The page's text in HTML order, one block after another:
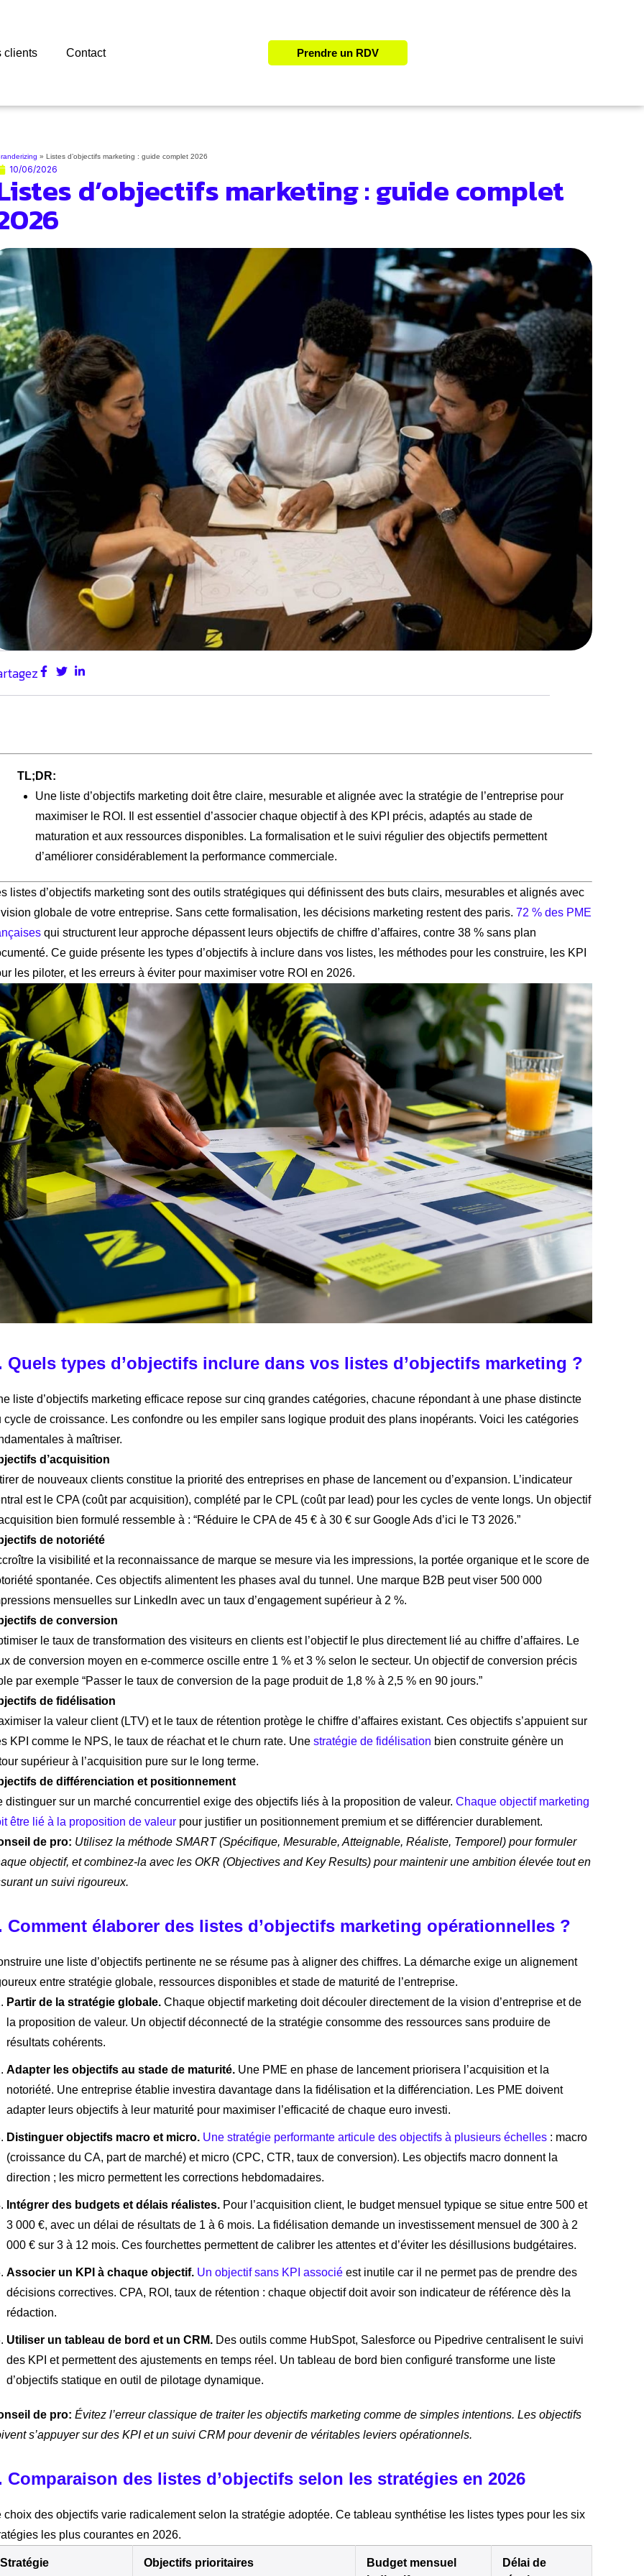
clients Contact Prendre un RDV
» Listes d’objectifs marketing : guide complet 2026
10/06/2026 d’objectifs marketing : guide complet
TL;DR:
Une liste d’objectifs marketing doit être claire, mesurable et alignée avec la stratégie de l’entreprise pour
maximiser le ROI. Il est essentiel d’associer chaque objectif à des KPI précis, adaptés au stade de
maturation et aux ressources disponibles. La formalisation et le suivi régulier des objectifs permettent
d’améliorer considérablement la performance commerciale.
listes d’objectifs marketing sont des outils stratégiques qui définissent des buts clairs, mesurables et alignés avec
globale de votre entreprise. Sans cette formalisation, les décisions marketing restent des paris. 72 % des PME
qui structurent leur approche dépassent leurs objectifs de chiffre d’affaires, contre 38 % sans plan
Ce guide présente les types d’objectifs à inclure dans vos listes, les méthodes pour les construire, les KPI
les piloter, et les erreurs à éviter pour maximiser votre ROI en 2026.
Quels types d’objectifs inclure dans vos listes d’objectifs marketing ?
liste d’objectifs marketing efficace repose sur cinq grandes catégories, chacune répondant à une phase distincte
cycle de croissance. Les confondre ou les empiler sans logique produit des plans inopérants. Voici les catégories
à maîtriser.
d’acquisition
de nouveaux clients constitue la priorité des entreprises en phase de lancement ou d’expansion. L’indicateur
est le CPA (coût par acquisition), complété par le CPL (coût par lead) pour les cycles de vente longs. Un objectif
bien formulé ressemble à : “Réduire le CPA de 45 € à 30 € sur Google Ads d’ici le T3 2026.”
de notoriété
la visibilité et la reconnaissance de marque se mesure via les impressions, la portée organique et le score de
spontanée. Ces objectifs alimentent les phases aval du tunnel. Une marque B2B peut viser 500 000
mensuelles sur LinkedIn avec un taux d’engagement supérieur à 2 %.
de conversion
le taux de transformation des visiteurs en clients est l’objectif le plus directement lié au chiffre d’affaires. Le
de conversion moyen en e-commerce oscille entre 1 % et 3 % selon le secteur. Un objectif de conversion précis
par exemple “Passer le taux de conversion de la page produit de 1,8 % à 2,5 % en 90 jours.”
de fidélisation
la valeur client (LTV) et le taux de rétention protège le chiffre d’affaires existant. Ces objectifs s’appuient sur
KPI comme le NPS, le taux de réachat et le churn rate. Une stratégie de fidélisation bien construite génère un
supérieur à l’acquisition pure sur le long terme.
de différenciation et positionnement
distinguer sur un marché concurrentiel exige des objectifs liés à la proposition de valeur. Chaque objectif marketing
être lié à la proposition de valeur pour justifier un positionnement premium et se différencier durablement.
de pro: Utilisez la méthode SMART (Spécifique, Mesurable, Atteignable, Réaliste, Temporel) pour formuler
objectif, et combinez-la avec les OKR (Objectives and Key Results) pour maintenir une ambition élevée tout en
un suivi rigoureux.
Comment élaborer des listes d’objectifs marketing opérationnelles ?
une liste d’objectifs pertinente ne se résume pas à aligner des chiffres. La démarche exige un alignement
entre stratégie globale, ressources disponibles et stade de maturité de l’entreprise.
Partir de la stratégie globale. Chaque objectif marketing doit découler directement de la vision d’entreprise et de
la proposition de valeur. Un objectif déconnecté de la stratégie consomme des ressources sans produire de
résultats cohérents.
Adapter les objectifs au stade de maturité. Une PME en phase de lancement priorisera l’acquisition et la
notoriété. Une entreprise établie investira davantage dans la fidélisation et la différenciation. Les PME doivent
adapter leurs objectifs à leur maturité pour maximiser l’efficacité de chaque euro investi.
Distinguer objectifs macro et micro. Une stratégie performante articule des objectifs à plusieurs échelles : macro
(croissance du CA, part de marché) et micro (CPC, CTR, taux de conversion). Les objectifs macro donnent la
direction ; les micro permettent les corrections hebdomadaires.
Intégrer des budgets et délais réalistes. Pour l’acquisition client, le budget mensuel typique se situe entre 500 et
3 000 €, avec un délai de résultats de 1 à 6 mois. La fidélisation demande un investissement mensuel de 300 à 2
000 € sur 3 à 12 mois. Ces fourchettes permettent de calibrer les attentes et d’éviter les désillusions budgétaires.
Associer un KPI à chaque objectif. Un objectif sans KPI associé est inutile car il ne permet pas de prendre des
décisions correctives. CPA, ROI, taux de rétention : chaque objectif doit avoir son indicateur de référence dès la
rédaction.
Utiliser un tableau de bord et un CRM. Des outils comme HubSpot, Salesforce ou Pipedrive centralisent le suivi
des KPI et permettent des ajustements en temps réel. Un tableau de bord bien configuré transforme une liste
d’objectifs statique en outil de pilotage dynamique.
de pro: Évitez l’erreur classique de traiter les objectifs marketing comme de simples intentions. Les objectifs
s’appuyer sur des KPI et un suivi CRM pour devenir de véritables leviers opérationnels.
Comparaison des listes d’objectifs selon les stratégies en 2026
choix des objectifs varie radicalement selon la stratégie adoptée. Ce tableau synthétise les listes types pour les six
les plus courantes en 2026.
Stratégie Objectifs prioritaires
Budget mensuel
Délai de